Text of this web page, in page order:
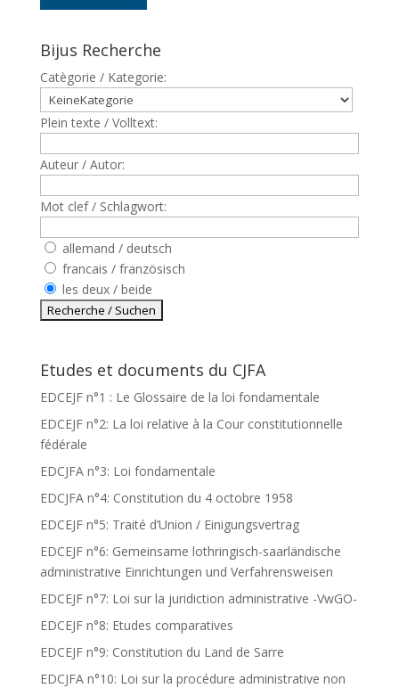
Bijus Recherche
Catègorie / Kategorie:
Plein texte / Volltext:
Auteur / Autor:
Mot clef / Schlagwort:
allemand / deutsch
francais / französisch
les deux / beide
Etudes et documents du CJFA
EDCEJF n°1 : Le Glossaire de la loi fondamentale
EDCEJF n°2: La loi relative à la Cour constitutionnelle
fédérale
EDCJFA n°3: Loi fondamentale
EDCJFA n°4: Constitution du 4 octobre 1958
EDCEJF n°5: Traité d’Union / Einigungsvertrag
EDCEJF n°6: Gemeinsame lothringisch-saarländische
administrative Einrichtungen und Verfahrensweisen
EDCEJF n°7: Loi sur la juridiction administrative -VwGO-
EDCEJF n°8: Etudes comparatives
EDCEJF n°9: Constitution du Land de Sarre
EDCJFA n°10: Loi sur la procédure administrative non